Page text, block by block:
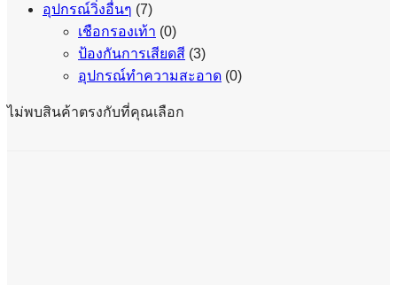
อุปกรณ์วิ่งอื่นๆ (7)
เชือกรองเท้า (0)
ป้องกันการเสียดสี (3)
อุปกรณ์ทำความสะอาด (0)
ไม่พบสินค้าตรงกับที่คุณเลือก